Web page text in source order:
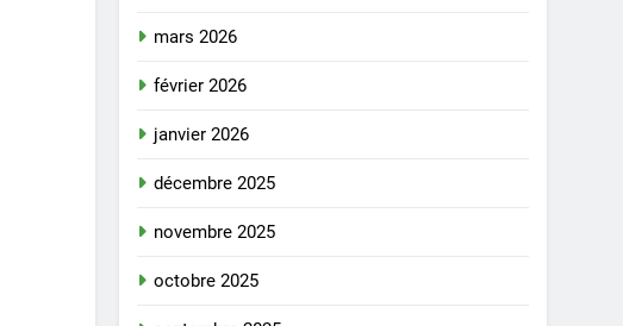
mars 2026
février 2026
janvier 2026
décembre 2025
novembre 2025
octobre 2025